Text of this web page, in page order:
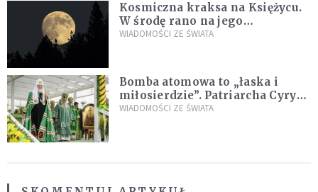
Kosmiczna kraksa na Księżycu.
W środę rano na jego
powierzchni dojdzie do
WIADOMOŚCI ZE ŚWIATA
Bomba atomowa to „łaska i
miłosierdzie”. Patriarcha Cyryl
wychwala Putina
WIADOMOŚCI ZE ŚWIATA